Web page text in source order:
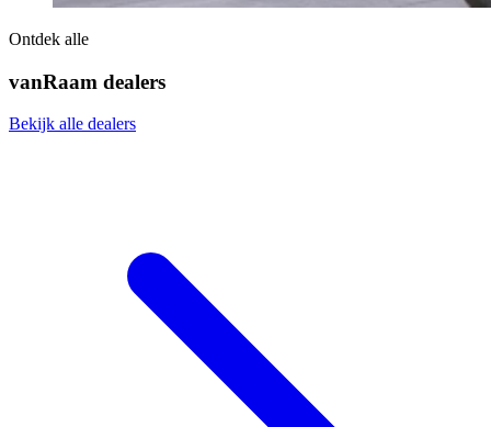
Ontdek alle
vanRaam dealers
Bekijk alle dealers